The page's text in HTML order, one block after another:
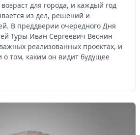
для города, и каждый год
из дел, решений и
В преддверии очередного Дня
Туры Иван Сергеевич Веснин
реализованных проектах, и
о том, каким он видит будущее